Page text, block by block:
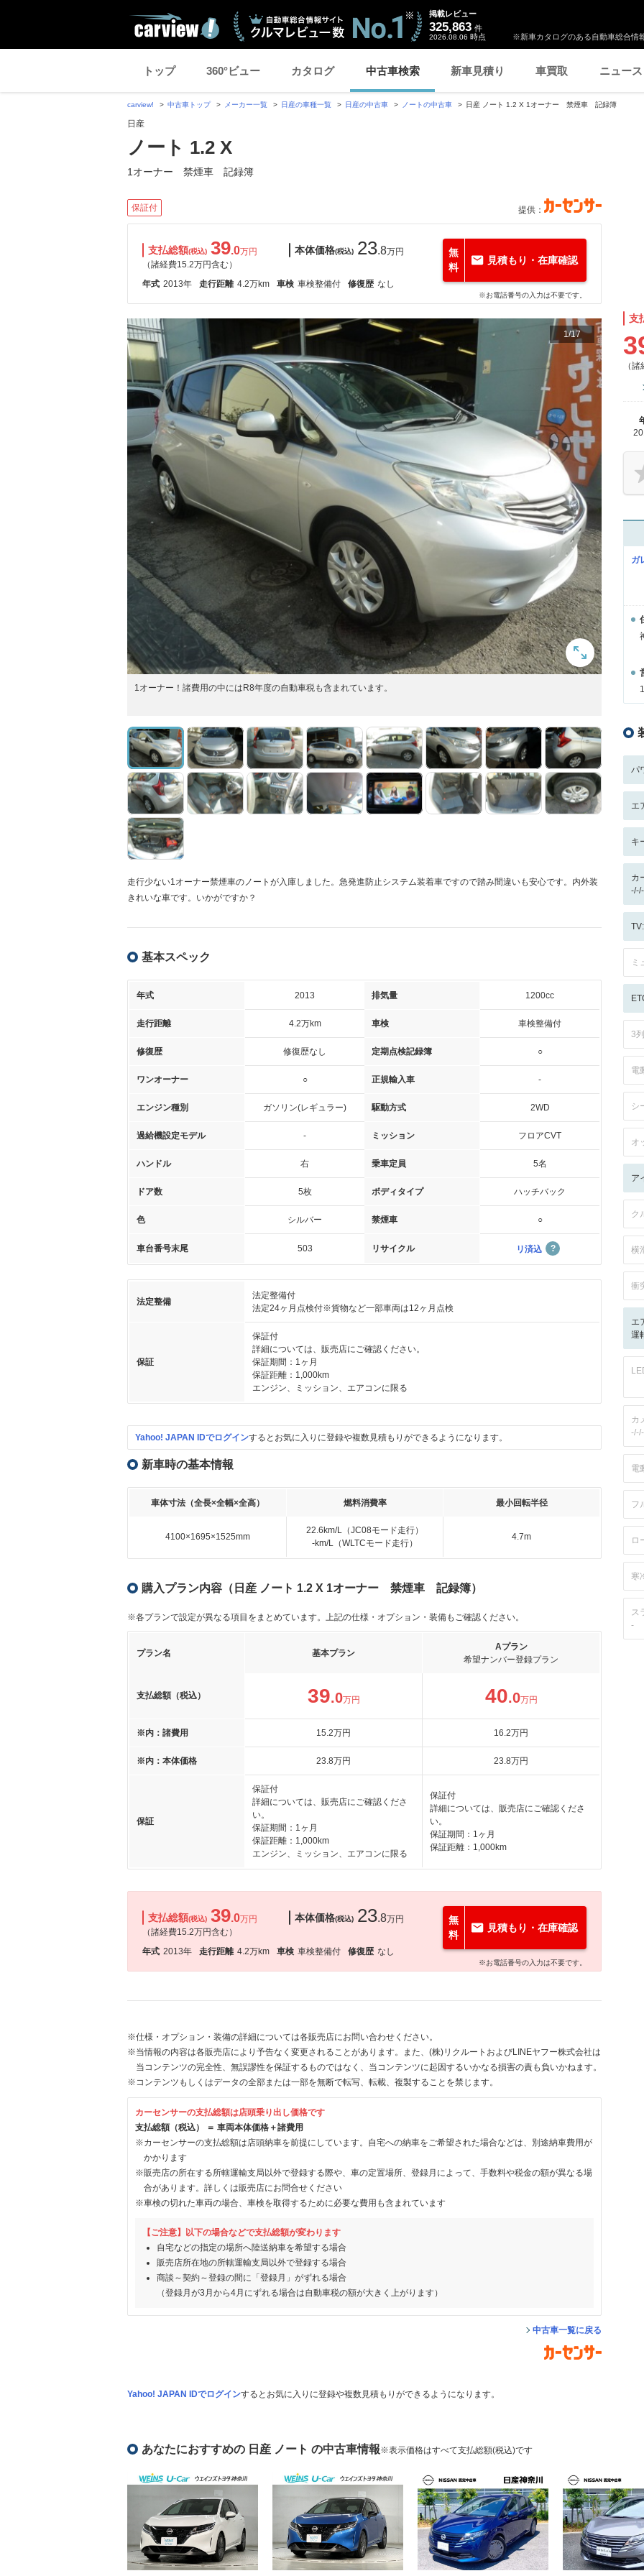
※新車カタログのある自動車総合情
掲載レビュー
325,863 件
2026.08.06 時点
トップ 360°ビュー カタログ 中古車検索 新車見積り 車買取 ニュース
carview! 中古車トップ メーカー一覧 日産の車種一覧 日産の中古車 ノートの中古車 日産 ノート 1.2 X 1オーナー 禁煙車 記録簿
日産
ノート 1.2 X
1オーナー 禁煙車 記録簿
保証付 提供：
支払総額(税込) 39.0万円
（諸経費15.2万円含む）
本体価格(税込) 23.8万円
年式 2013年 走行距離 4.2万km 車検 車検整備付 修復歴 なし
無
料
見積もり・在庫確認
※お電話番号の入力は不要です。
1/17
1オーナー！諸費用の中にはR8年度の自動車税も含まれています。
走行少ない1オーナー禁煙車のノートが入庫しました。急発進防止システム装着車ですので踏み間違いも安心です。内外装
きれいな車です。いかがですか？
基本スペック
年式 2013 排気量 1200cc
走行距離 4.2万km 車検 車検整備付
修復歴 修復歴なし 定期点検記録簿 ○
ワンオーナー ○ 正規輸入車 -
エンジン種別 ガソリン(レギュラー) 駆動方式 2WD
過給機設定モデル - ミッション フロアCVT
ハンドル 右 乗車定員 5名
ドア数 5枚 ボディタイプ ハッチバック
色 シルバー 禁煙車 ○
車台番号末尾 503 リサイクル リ済込
法定整備
法定整備付
法定24ヶ月点検付※貨物など一部車両は12ヶ月点検
保証
保証付
詳細については、販売店にご確認ください。
保証期間：1ヶ月
保証距離：1,000km
エンジン、ミッション、エアコンに限る
Yahoo! JAPAN IDでログインするとお気に入りに登録や複数見積もりができるようになります。
新車時の基本情報
車体寸法（全長×全幅×全高） 燃料消費率 最小回転半径
4100×1695×1525mm
22.6km/L（JC08モード走行）
-km/L（WLTCモード走行）
4.7m
購入プラン内容（日産 ノート 1.2 X 1オーナー 禁煙車 記録簿）
※各プランで設定が異なる項目をまとめています。上記の仕様・オプション・装備もご確認ください。
プラン名 基本プラン
Aプラン
希望ナンバー登録プラン
支払総額（税込） 39.0万円 40.0万円
※内：諸費用 15.2万円 16.2万円
※内：本体価格 23.8万円 23.8万円
保証
保証付
詳細については、販売店にご確認くださ
い。
保証期間：1ヶ月
保証距離：1,000km
エンジン、ミッション、エアコンに限る
保証付
詳細については、販売店にご確認くださ
い。
保証期間：1ヶ月
保証距離：1,000km
支払総額(税込) 39.0万円
（諸経費15.2万円含む）
本体価格(税込) 23.8万円
年式 2013年 走行距離 4.2万km 車検 車検整備付 修復歴 なし
無
料
見積もり・在庫確認
※お電話番号の入力は不要です。
※仕様・オプション・装備の詳細については各販売店にお問い合わせください。
※当情報の内容は各販売店により予告なく変更されることがあります。また、(株)リクルートおよびLINEヤフー株式会社は
当コンテンツの完全性、無誤謬性を保証するものではなく、当コンテンツに起因するいかなる損害の責も負いかねます。
※コンテンツもしくはデータの全部または一部を無断で転写、転載、複製することを禁じます。
カーセンサーの支払総額は店頭乗り出し価格です
支払総額（税込） ＝ 車両本体価格＋諸費用
※カーセンサーの支払総額は店頭納車を前提にしています。自宅への納車をご希望された場合などは、別途納車費用が
かかります
※販売店の所在する所轄運輸支局以外で登録する際や、車の定置場所、登録月によって、手数料や税金の額が異なる場
合があります。詳しくは販売店にお問合せください
※車検の切れた車両の場合、車検を取得するために必要な費用も含まれています
【ご注意】以下の場合などで支払総額が変わります
自宅などの指定の場所へ陸送納車を希望する場合
販売店所在地の所轄運輸支局以外で登録する場合
商談～契約～登録の間に「登録月」がずれる場合
（登録月が3月から4月にずれる場合は自動車税の額が大きく上がります）
中古車一覧に戻る
Yahoo! JAPAN IDでログインするとお気に入りに登録や複数見積もりができるようになります。
支
（
ガ
パ
エ
キ
カ
ミ
3
電
シ
オ
ア
ク
横
衝
エ
運
カ
電
フ
ロ
寒
ス
-
あなたにおすすめの 日産 ノート の中古車情報※表示価格はすべて支払総額(税込)です